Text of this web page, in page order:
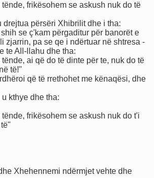
frikësohem se askush nuk do të
drejtua përsëri Xhibrilit dhe i tha:
se ç'kam përgaditur për banorët e
zjarrin, pa se qe i ndërtuar në shtresa -
te All-llahu dhe tha:
ai që do të dinte për te, nuk do të
të!"
që të rrethohet me kënaqësi, dhe
kthye dhe tha:
frikësohem se askush nuk do t'i
Xhehennemi ndërmjet vehte dhe